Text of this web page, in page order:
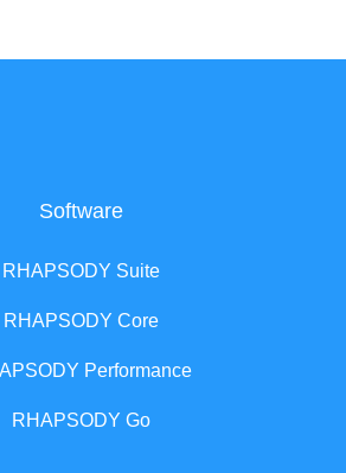
Software
RHAPSODY Suite
RHAPSODY Core
Performance
RHAPSODY Go